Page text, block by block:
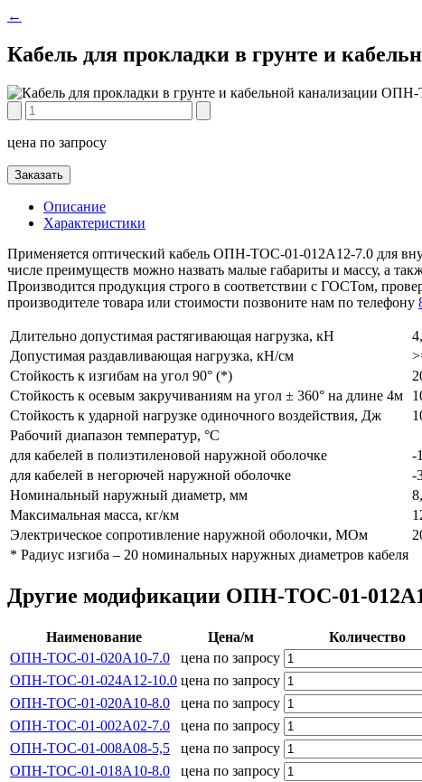
←
Кабель для прокладки в грунте и
цена по запросу
Заказать
Описание
Характеристики
Применяется оптический кабель ОПН-ТОС-01-012А12-7.0 для
числе преимуществ можно назвать малые габариты и массу, а
Производится продукция строго в соответствии с ГОСТом,
производителе товара или стоимости позвоните нам по телефону
Длительно допустимая растягивающая нагрузка, кН
Допустимая раздавливающая нагрузка, кН/см
Стойкость к изгибам на угол 90° (*)
Стойкость к осевым закручиваниям на угол ± 360° на длине 4м
Стойкость к ударной нагрузке одиночного воздействия, Дж
Рабочий диапазон температур, °С
для кабелей в полиэтиленовой наружной оболочке
-
для кабелей в негорючей наружной оболочке
-
Номинальный наружный диаметр, мм
Максимальная масса, кг/км
Электрическое сопротивление наружной оболочки, МОм
* Радиус изгиба – 20 номинальных наружных диаметров кабеля
Другие модификации ОПН-ТОС-01-
Наименование Цена/м Количество
ОПН-ТОС-01-020А10-7.0
цена по запросу
ОПН-ТОС-01-024А12-10.0 цена по запросу
ОПН-ТОС-01-020А10-8.0 цена по запросу
ОПН-ТОС-01-002А02-7.0 цена по запросу
ОПН-ТОС-01-008А08-5,5 цена по запросу
ОПН-ТОС-01-018А10-8.0 цена по запросу